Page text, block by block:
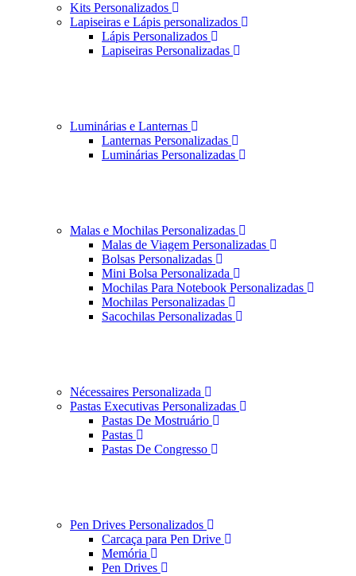
Kits Personalizados
Lapiseiras e Lápis personalizados
Lápis Personalizados
Lapiseiras Personalizadas
Luminárias e Lanternas
Lanternas Personalizadas
Luminárias Personalizadas
Malas e Mochilas Personalizadas
Malas de Viagem Personalizadas
Bolsas Personalizadas
Mini Bolsa Personalizada
Mochilas Para Notebook Personalizadas
Mochilas Personalizadas
Sacochilas Personalizadas
Nécessaires Personalizada
Pastas Executivas Personalizadas
Pastas De Mostruário
Pastas
Pastas De Congresso
Pen Drives Personalizados
Carcaça para Pen Drive
Memória
Pen Drives